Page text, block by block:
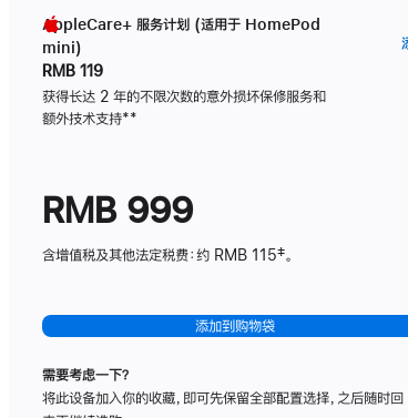
AppleCare+ 服务计划 (适用于 HomePod
mini)
RMB 119
获得长达 2 年的不限次数的意外损坏保修服务和
额外技术支持脚
**
RMB 999
含增值税及其他法定税费：约 RMB 115‡。
添加到购物袋
需要考虑一下？
将此设备加入你的收藏，即可先保留全部配置选择，之后随时回